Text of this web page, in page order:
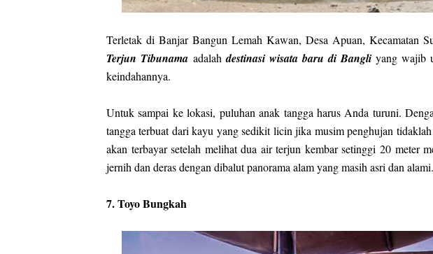
Terletak di Banjar Bangun Lemah Kawan, Desa Apuan, Kecamatan
Terjun Tibunamaadalahdestinasi wisata baru di Bangliyang wajib
keindahannya.
Untuk sampai ke lokasi, puluhan anak tangga harus Anda turuni.
tangga terbuat dari kayu yang sedikit licin jika musim penghujan
akan terbayar setelah melihat dua air terjun kembar setinggi 20 meter
jernih dan deras dengan dibalut panorama alam yang masih asri dan alami.
7. Toyo Bungkah